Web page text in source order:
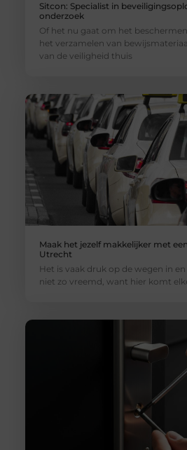
Sitcon: Specialist in
onderzoek
Of het nu gaat om het
het verzamelen van
van de veiligheid thuis
Maak het jezelf makkelijker met
Utrecht
Het is vaak druk op de wegen in
niet zo vreemd, want hier komt